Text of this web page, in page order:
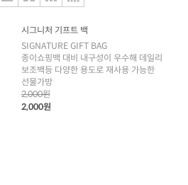
시그니처 기프트 백
SIGNATURE GIFT BAG
종이쇼핑백 대비 내구성이 우수해 데일리
보조백등 다양한 용도로 재사용 가능한
선물가방
2,000원
2,000원